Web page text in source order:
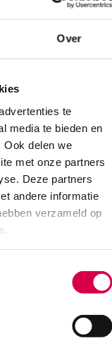
Over
te
media te bieden en
Ook delen we
met onze partners
Deze partners
andere informatie
verzameld op